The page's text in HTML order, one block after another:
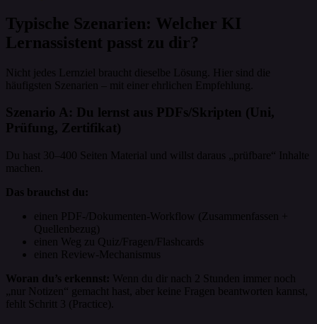
Typische Szenarien: Welcher KI
Lernassistent passt zu dir?
Nicht jedes Lernziel braucht dieselbe Lösung. Hier sind die
häufigsten Szenarien – mit einer ehrlichen Empfehlung.
Szenario A: Du lernst aus PDFs/Skripten (Uni,
Prüfung, Zertifikat)
Du hast 30–400 Seiten Material und willst daraus „prüfbare“ Inhalte
machen.
Das brauchst du:
einen PDF-/Dokumenten-Workflow (Zusammenfassen +
Quellenbezug)
einen Weg zu Quiz/Fragen/Flashcards
einen Review-Mechanismus
Woran du’s erkennst: Wenn du dir nach 2 Stunden immer noch
„nur Notizen“ gemacht hast, aber keine Fragen beantworten kannst,
fehlt Schritt 3 (Practice).